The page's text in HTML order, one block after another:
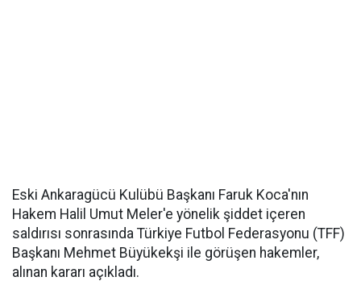
Eski Ankaragücü Kulübü Başkanı Faruk Koca'nın
Hakem Halil Umut Meler'e yönelik şiddet içeren
saldırısı sonrasında Türkiye Futbol Federasyonu (TFF)
Başkanı Mehmet Büyükekşi ile görüşen hakemler,
alınan kararı açıkladı.